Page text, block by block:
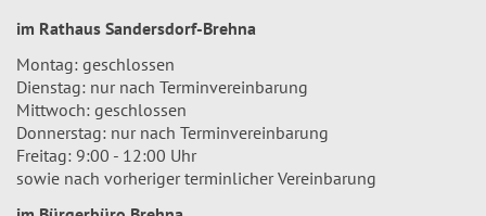
im Rathaus Sandersdorf-Brehna
Montag: geschlossen
Dienstag: nur nach Terminvereinbarung
Mittwoch: geschlossen
Donnerstag: nur nach Terminvereinbarung
Freitag: 9:00 - 12:00 Uhr
sowie nach vorheriger terminlicher Vereinbarung